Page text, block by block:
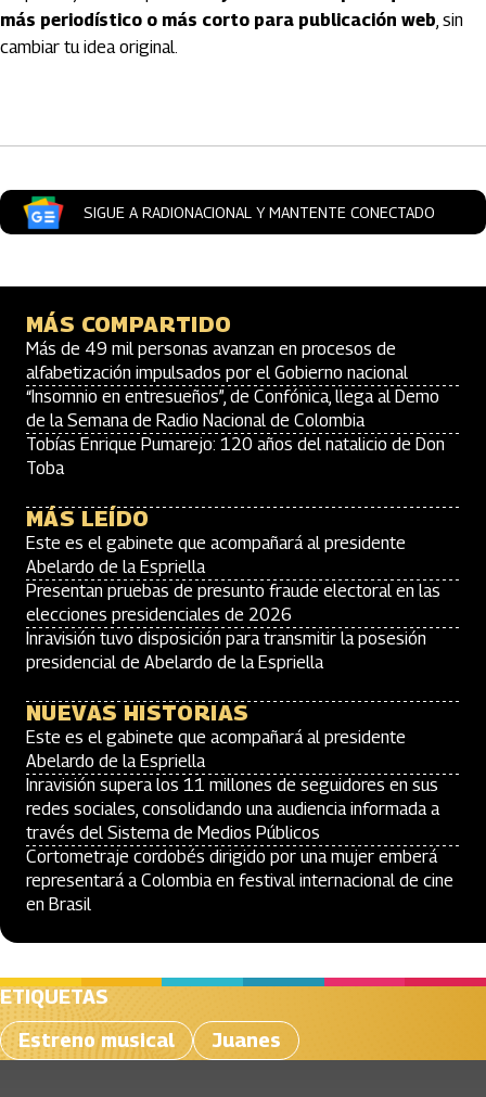
más periodístico o más corto para publicación web, sin
cambiar tu idea original.
SIGUE A RADIONACIONAL Y MANTENTE CONECTADO
MÁS COMPARTIDO
Más de 49 mil personas avanzan en procesos de
alfabetización impulsados por el Gobierno nacional
“Insomnio en entresueños”, de Confónica, llega al Demo
de la Semana de Radio Nacional de Colombia
Tobías Enrique Pumarejo: 120 años del natalicio de Don
Toba
MÁS LEÍDO
Este es el gabinete que acompañará al presidente
Abelardo de la Espriella
Presentan pruebas de presunto fraude electoral en las
elecciones presidenciales de 2026
Inravisión tuvo disposición para transmitir la posesión
presidencial de Abelardo de la Espriella
NUEVAS HISTORIAS
Este es el gabinete que acompañará al presidente
Abelardo de la Espriella
Inravisión supera los 11 millones de seguidores en sus
redes sociales, consolidando una audiencia informada a
través del Sistema de Medios Públicos
Cortometraje cordobés dirigido por una mujer emberá
representará a Colombia en festival internacional de cine
en Brasil
ETIQUETAS
Estreno musical
Juanes